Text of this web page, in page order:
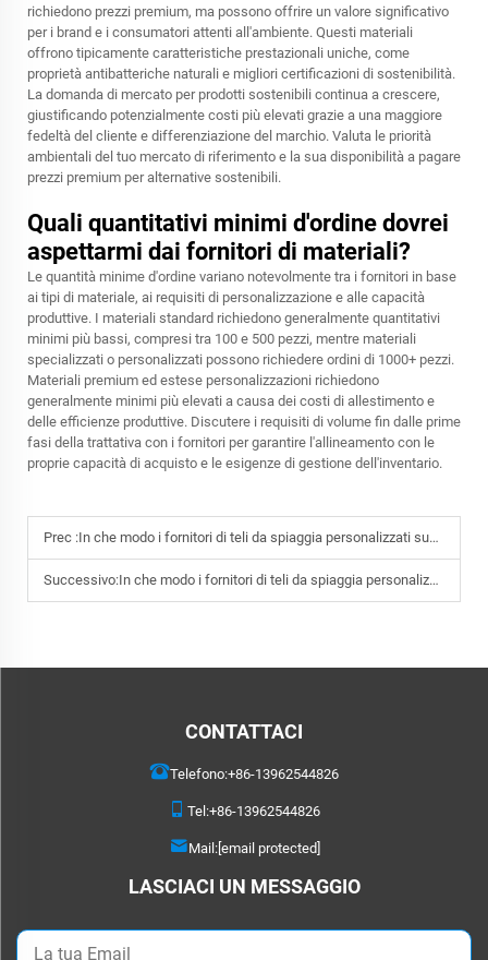
richiedono prezzi premium, ma possono offrire un valore significativo
per i brand e i consumatori attenti all'ambiente. Questi materiali
offrono tipicamente caratteristiche prestazionali uniche, come
proprietà antibatteriche naturali e migliori certificazioni di sostenibilità.
La domanda di mercato per prodotti sostenibili continua a crescere,
giustificando potenzialmente costi più elevati grazie a una maggiore
fedeltà del cliente e differenziazione del marchio. Valuta le priorità
ambientali del tuo mercato di riferimento e la sua disponibilità a pagare
prezzi premium per alternative sostenibili.
Quali quantitativi minimi d'ordine dovrei
aspettarmi dai fornitori di materiali?
Le quantità minime d'ordine variano notevolmente tra i fornitori in base
ai tipi di materiale, ai requisiti di personalizzazione e alle capacità
produttive. I materiali standard richiedono generalmente quantitativi
minimi più bassi, compresi tra 100 e 500 pezzi, mentre materiali
specializzati o personalizzati possono richiedere ordini di 1000+ pezzi.
Materiali premium ed estese personalizzazioni richiedono
generalmente minimi più elevati a causa dei costi di allestimento e
delle efficienze produttive. Discutere i requisiti di volume fin dalle prime
fasi della trattativa con i fornitori per garantire l'allineamento con le
proprie capacità di acquisto e le esigenze di gestione dell'inventario.
Prec :In che modo i fornitori di teli da spiaggia personalizzati supportano le strategie di branding?
Successivo:In che modo i fornitori di teli da spiaggia personalizzati possono aiutare le aziende a distinguersi?
CONTATTACI
Telefono:+86-13962544826
Tel:+86-13962544826
Mail:[email protected]
LASCIACI UN MESSAGGIO